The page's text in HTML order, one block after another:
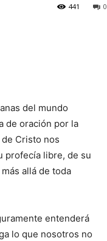
0
441
del mundo
de oración por la
Cristo nos
profecía libre, de su
allá de toda
entenderá
lo que nosotros no